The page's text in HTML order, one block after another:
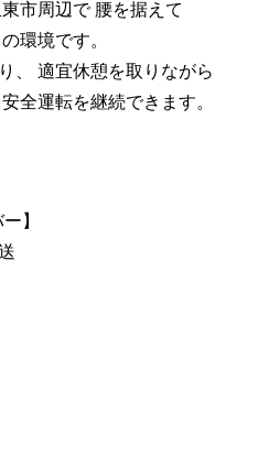
市周辺で 腰を据えて
環境です。
、 適宜休憩を取りながら
全運転を継続できます。
】